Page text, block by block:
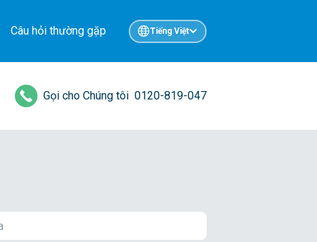
Câu hỏi thường gặp Tiếng Việt
Gọi cho Chúng tôi 0120-819-047